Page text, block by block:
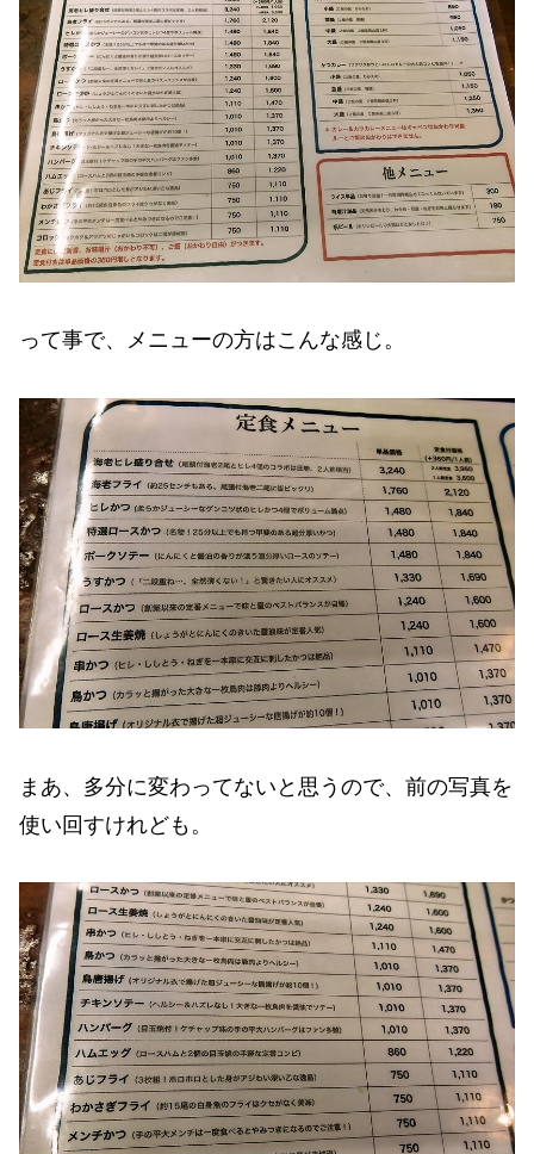
って事で、メニューの方はこんな感じ。
まあ、多分に変わってないと思うので、前の写真を
使い回すけれども。